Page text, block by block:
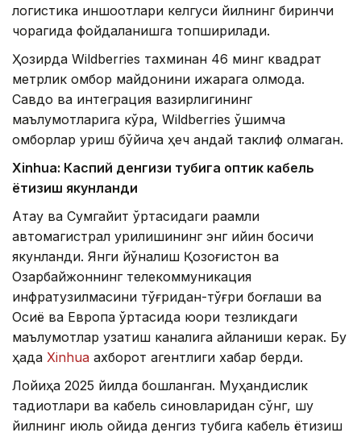
логистика иншоотлари келгуси йилнинг биринчи
чорагида фойдаланишга топширилади.
Ҳозирда Wildberries тахминан 46 минг квадрат
метрлик омбор майдонини ижарага олмоқда.
Савдо ва интеграция вазирлигининг
маълумотларига кўра, Wildberries қўшимча
омборлар қуриш бўйича ҳеч қандай таклиф олмаган.
Xinhuа: Каспий денгизи тубига оптик кабель
ётқизиш якунланди
Ақтау ва Сумгайит ўртасидаги рақамли
автомагистрал қурилишининг энг қийин босқичи
якунланди. Янги йўналиш Қозоғистон ва
Озарбайжоннинг телекоммуникация
инфратузилмасини тўғридан-тўғри боғлаши ва
Осиё ва Европа ўртасида юқори тезликдаги
маълумотлар узатиш каналига айланиши керак. Бу
ҳақда Xinhua ахборот агентлиги хабар берди.
Лойиҳа 2025 йилда бошланган. Муҳандислик
тадқиқотлари ва кабель синовларидан сўнг, шу
йилнинг июль ойида денгиз тубига кабель ётқизиш